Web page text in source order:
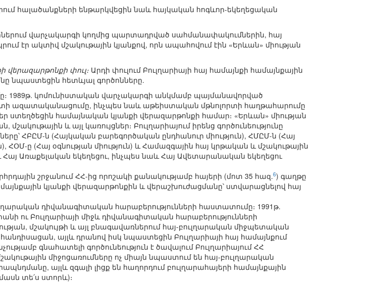
հալածանքների ենթարկվեցին նաև հայկական հոգևոր-եկեղեցական
վարչակարգի կողմից պարտադրված սահմանափակումներին, հայ
էր ակտիվ մշակութային կյանքով, որն ապահովում էին «Երևան» միության
վերազարթոնքի փուլ։ Արդի փուլում Բուլղարիայի հայ համայնքի համայնքային
նպաստեցին հետևյալ գործոնները.
1989թ. կոմունիստական վարչակարգի անկմամբ պայմանավորված
ազատականացումը, ինչպես նաև աթեիստական մթնոլորտի հաղթահարումը
ստեղծեցին համայնական կյանքի վերազարթոնքի համար։ «Երևան» միության
և այլ կառույցներ։ Բուլղարիայում իրենց գործունեությունը
ՀԲԸՄ-ն (Հայկական բարեգործական ընդհանուր միություն), ՀՄԸՄ-ն (Հայ
ՀՕՄ-ը (Հայ օգնության միություն) և Համազգային հայ կրթական և մշակութային
Հայ Առաքելական եկեղեցու, ինչպես նաև Հայ Ավետարանական եկեղեցու
շրջանում ՀՀ-ից որոշակի քանակությամբ հայերի (մոտ 35 հազ.6) գաղթը
կյանքի վերազարթոնքին և վերաշխուժացմանը՝ ստվարացնելով հայ
դիվանագիտական հարաբերությունների հաստատումը։ 1991թ.
ու Բուլղարիայի միջև դիվանագիտական հարաբերությունների
մշակույթի և այլ բնագավառներում հայ-բուլղարական միջպետական
այլև դրանով իսկ նպաստեցին Բուլղարիայի հայ համայնքում
գնահատելի գործունեություն է ծավալում Բուլղարիայում ՀՀ
միջոցառումները ոչ միայն նպաստում են հայ-բուլղարական
այլև զգալի լիցք են հաղորդում բուլղարահայերի համայնքային
տե՛ս ստորև)։